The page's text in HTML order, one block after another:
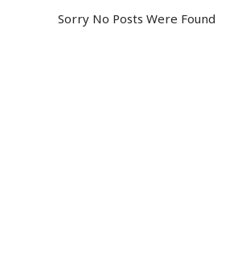
Sorry No Posts Were Found